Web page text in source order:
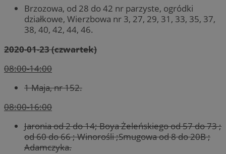
Brzozowa, od 28 do 42 nr parzyste, ogródki
działkowe, Wierzbowa nr 3, 27, 29, 31, 33, 35, 37,
38, 40, 42, 44, 46.
2020-01-23 (czwartek)
08:00-14:00
1 Maja, nr 152.
08:00-16:00
Jaronia od 2 do 14; Boya Żeleńskiego od 57 do 73 ;
od 60 do 66 ; Winorośli ;Smugowa od 8 do 20B ;
Adamczyka.